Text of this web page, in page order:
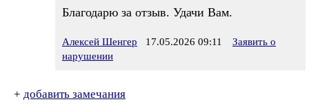
Благодарю за отзыв. Удачи Вам.
Алексей Шенгер 17.05.2026 09:11
Заявить о
нарушении
+ добавить замечания